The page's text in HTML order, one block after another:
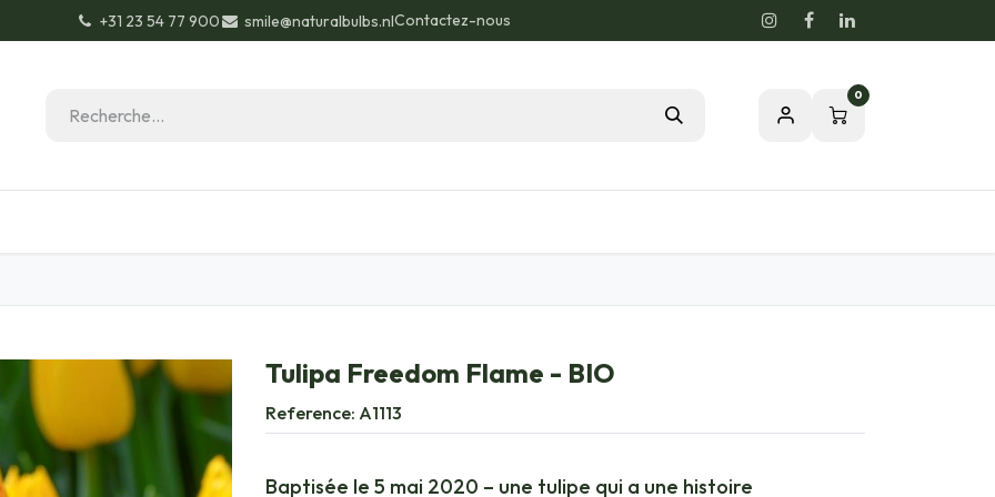
+31 23 54 77 900 smile@naturalbulbs.nlContactez-nous
0
Tulipa Freedom Flame - BIO
Reference: A1113
Baptisée le 5 mai 2020 – une tulipe qui a une histoire